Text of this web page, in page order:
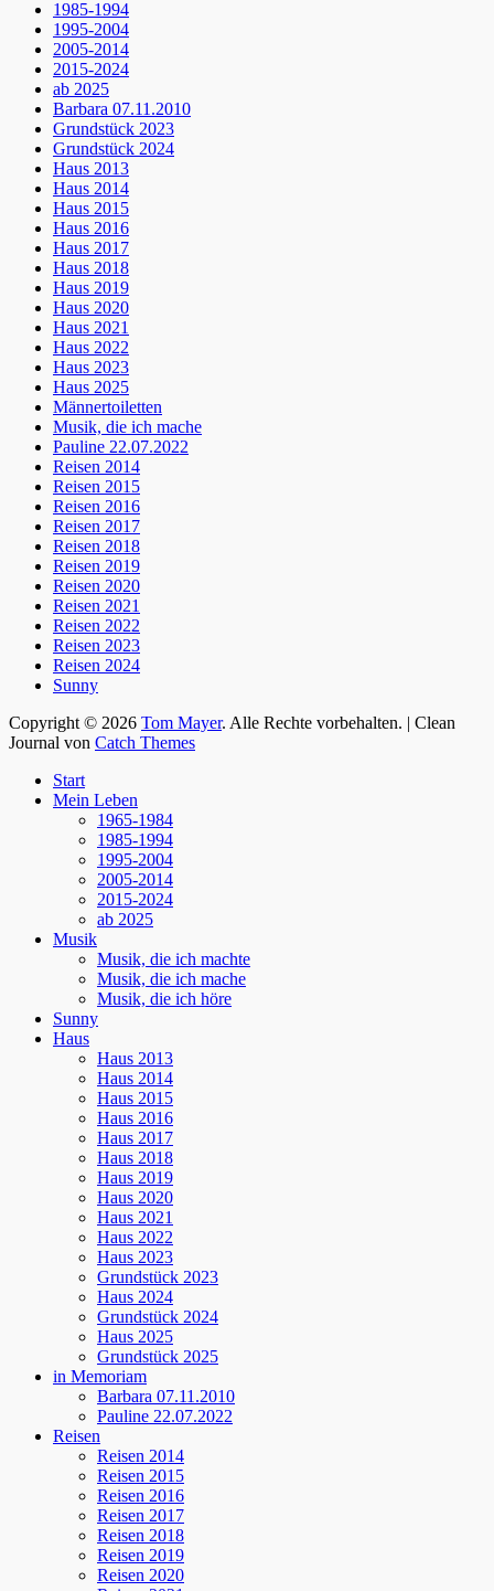
1985-1994
1995-2004
2005-2014
2015-2024
ab 2025
Barbara 07.11.2010
Grundstück 2023
Grundstück 2024
Haus 2013
Haus 2014
Haus 2015
Haus 2016
Haus 2017
Haus 2018
Haus 2019
Haus 2020
Haus 2021
Haus 2022
Haus 2023
Haus 2025
Männertoiletten
Musik, die ich mache
Pauline 22.07.2022
Reisen 2014
Reisen 2015
Reisen 2016
Reisen 2017
Reisen 2018
Reisen 2019
Reisen 2020
Reisen 2021
Reisen 2022
Reisen 2023
Reisen 2024
Sunny
Copyright © 2026 Tom Mayer. Alle Rechte vorbehalten. | Clean
Journal von Catch Themes
oben
scrollen
Start
Mein Leben
1965-1984
1985-1994
1995-2004
2005-2014
2015-2024
ab 2025
Musik
Musik, die ich machte
Musik, die ich mache
Musik, die ich höre
Sunny
Haus
Haus 2013
Haus 2014
Haus 2015
Haus 2016
Haus 2017
Haus 2018
Haus 2019
Haus 2020
Haus 2021
Haus 2022
Haus 2023
Grundstück 2023
Haus 2024
Grundstück 2024
Haus 2025
Grundstück 2025
in Memoriam
Barbara 07.11.2010
Pauline 22.07.2022
Reisen
Reisen 2014
Reisen 2015
Reisen 2016
Reisen 2017
Reisen 2018
Reisen 2019
Reisen 2020